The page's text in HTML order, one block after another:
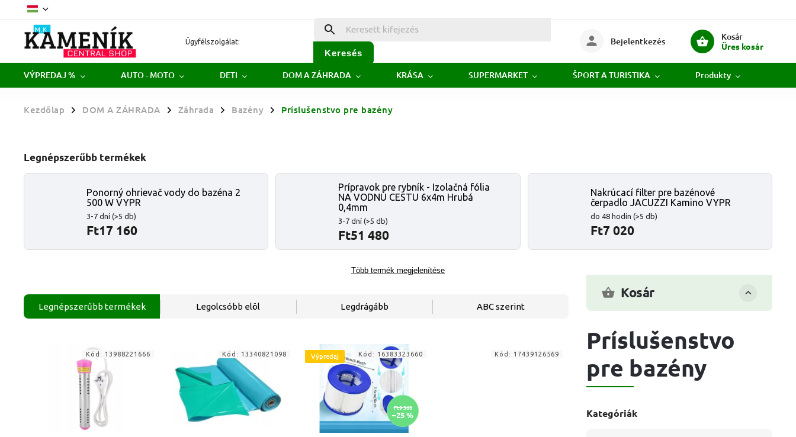
Ügyfélszolgálat:
Keresés
Kosár
Üres kosár
Bejelentkezés
VÝPREDAJ % AUTO - MOTO DETI DOM A ZÁHRADA KRÁSA SUPERMARKET ŠPORT A TURISTIKA Produkty
Kezdőlap / DOM A ZÁHRADA / Záhrada / Bazény / Príslušenstvo pre bazény
Legnépszerűbb termékek
Ponorný ohrievač vody do bazéna 2
500 W VYPR
3-7 dní (>5 db)
Ft17 160
Prípravok pre rybník - Izolačná fólia
NA VODNÚ CESTU 6x4m Hrubá
0,4mm
3-7 dní(>5 db)
Ft51 480
Nakrúcací filter pre bazénové
čerpadlo JACUZZI Kamino VYPR
do 48 hodín (>5 db)
Ft7 020
Több termék megjelenítése
Kosár
Príslušenstvo
pre bazény
Kategóriák
Legnépszerűbb termékek Legolcsóbb elöl Legdrágább ABC szerint
Kód: 13988221666 Kód: 13340821098 Výpredaj
Ft9 360
–25 %
Kód: 16383323660 Kód: 17439126569